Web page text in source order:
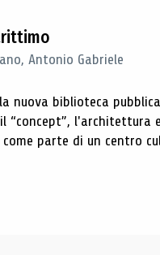
Antonio Gabriele
nuova biblioteca
l'architettura
parte di un centro